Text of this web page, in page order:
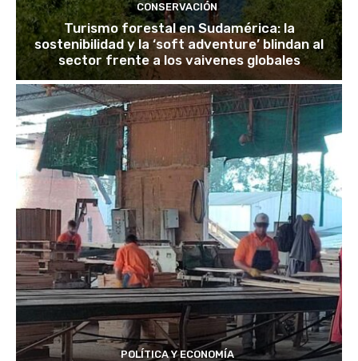
CONSERVACIÓN
Turismo forestal en Sudamérica: la
sostenibilidad y la ‘soft adventure’ blindan al
sector frente a los vaivenes globales
POLÍTICA Y ECONOMÍA